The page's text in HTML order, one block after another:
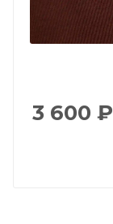
3 600 ₽